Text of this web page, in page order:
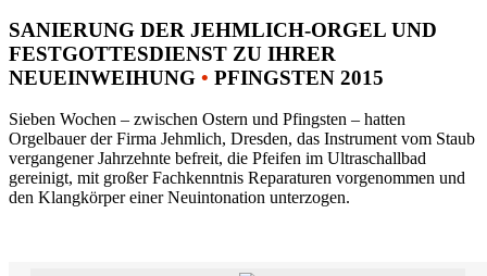
SANIERUNG DER JEHMLICH-ORGEL UND
FESTGOTTESDIENST ZU IHRER
NEUEINWEIHUNG • PFINGSTEN 2015
Sieben Wochen – zwischen Ostern und Pfingsten – hatten
Orgelbauer der Firma Jehmlich, Dresden, das Instrument vom Staub
vergangener Jahrzehnte befreit, die Pfeifen im Ultraschallbad
gereinigt, mit großer Fachkenntnis Reparaturen vorgenommen und
den Klangkörper einer Neuintonation unterzogen.